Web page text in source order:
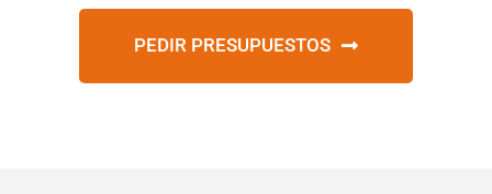
PEDIR PRESUPUESTOS